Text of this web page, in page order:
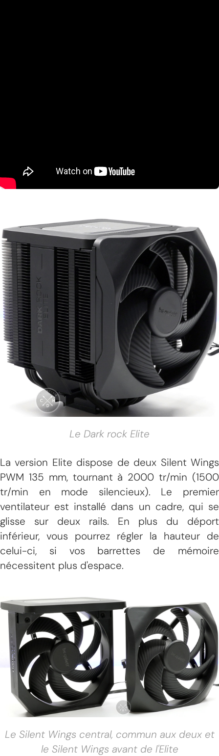
Le Dark rock Elite
La version Elite dispose de deux Silent Wings
PWM 135 mm, tournant à 2000 tr/min (1500
tr/min en mode silencieux). Le premier
ventilateur est installé dans un cadre, qui se
glisse sur deux rails. En plus du déport
inférieur, vous pourrez régler la hauteur de
celui-ci, si vos barrettes de mémoire
nécessitent plus d'espace.
Le Silent Wings central, commun aux deux et
le Silent Wings avant de l'Elite